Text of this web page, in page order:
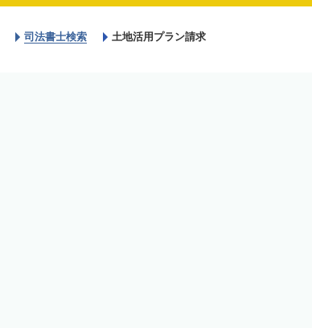
司法書士検索 土地活用プラン請求